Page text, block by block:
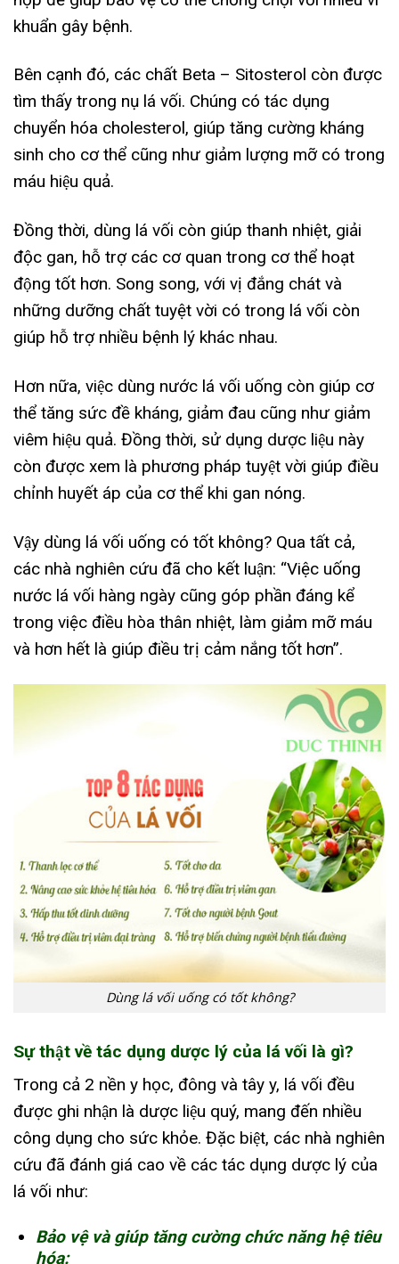
khuẩn gây bệnh.
Bên cạnh đó, các chất Beta – Sitosterol còn được
tìm thấy trong nụ lá vối. Chúng có tác dụng
chuyển hóa cholesterol, giúp tăng cường kháng
sinh cho cơ thể cũng như giảm lượng mỡ có trong
máu hiệu quả.
Đồng thời, dùng lá vối còn giúp thanh nhiệt, giải
độc gan, hỗ trợ các cơ quan trong cơ thể hoạt
động tốt hơn. Song song, với vị đắng chát và
những dưỡng chất tuyệt vời có trong lá vối còn
giúp hỗ trợ nhiều bệnh lý khác nhau.
Hơn nữa, việc dùng nước lá vối uống còn giúp cơ
thể tăng sức đề kháng, giảm đau cũng như giảm
viêm hiệu quả. Đồng thời, sử dụng dược liệu này
còn được xem là phương pháp tuyệt vời giúp điều
chỉnh huyết áp của cơ thể khi gan nóng.
Vậy dùng lá vối uống có tốt không? Qua tất cả,
các nhà nghiên cứu đã cho kết luận: “Việc uống
nước lá vối hàng ngày cũng góp phần đáng kể
trong việc điều hòa thân nhiệt, làm giảm mỡ máu
và hơn hết là giúp điều trị cảm nắng tốt hơn”.
Dùng lá vối uống có tốt không?
Sự thật về tác dụng dược lý của lá vối là gì?
Trong cả 2 nền y học, đông và tây y, lá vối đều
được ghi nhận là dược liệu quý, mang đến nhiều
công dụng cho sức khỏe. Đặc biệt, các nhà nghiên
cứu đã đánh giá cao về các tác dụng dược lý của
lá vối như:
Bảo vệ và giúp tăng cường chức năng hệ tiêu
hóa: